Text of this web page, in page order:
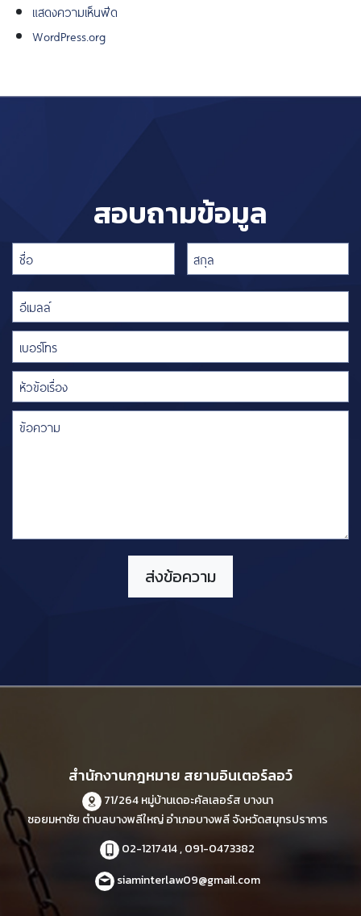
แสดงความเห็นฟีด
WordPress.org
สอบถามข้อมูล
สำนักงานกฎหมาย สยามอินเตอร์ลอว์
71/264 หมู่บ้านเดอะคัลเลอร์ส บางนา
ซอยมหาชัย ตำบลบางพลีใหญ่ อำเภอบางพลี จังหวัดสมุทรปราการ
02-1217414 , 091-0473382
siaminterlaw09@gmail.com